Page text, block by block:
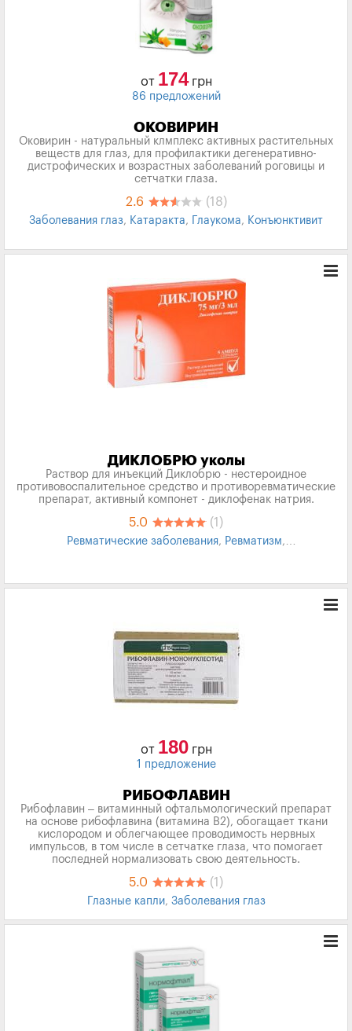
от 174грн
86 предложений
ОКОВИРИН
Оковирин - натуральный клмплекс активных растительных
веществ для глаз, для профилактики дегенеративно-
дистрофических и возрастных заболеваний роговицы и
сетчатки глаза.
2.6 (18)
Заболевания глаз, Катаракта, Глаукома, Конъюнктивит
ДИКЛОБРЮ уколы
Раствор для инъекций Диклобрю - нестероидное
противовоспалительное средство и противоревматические
препарат, активный компонет - диклофенак натрия.
5.0 (1)
Ревматические заболевания, Ревматизм,
от 180грн
1 предложение
РИБОФЛАВИН
Рибофлавин – витаминный офтальмологический препарат
на основе рибофлавина (витамина В2), обогащает ткани
кислородом и облегчающее проводимость нервных
импульсов, в том числе в сетчатке глаза, что помогает
последней нормализовать свою деятельность.
5.0 (1)
Глазные капли, Заболевания глаз